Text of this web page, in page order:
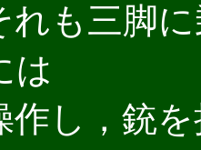
も三脚
は
作し，銃